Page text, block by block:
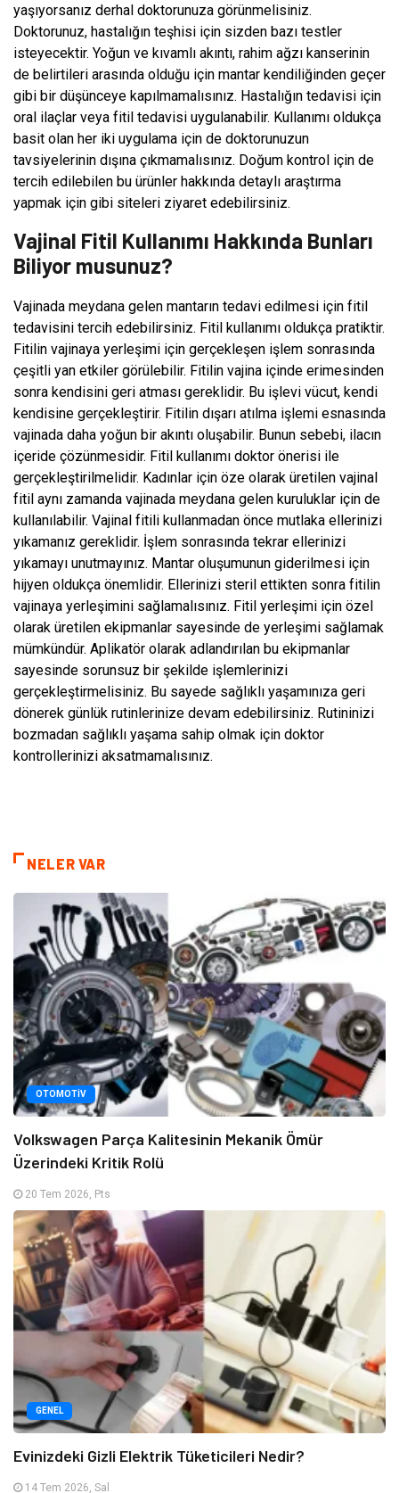
yaşıyorsanız derhal doktorunuza görünmelisiniz.
Doktorunuz, hastalığın teşhisi için sizden bazı testler
isteyecektir. Yoğun ve kıvamlı akıntı, rahim ağzı kanserinin
de belirtileri arasında olduğu için mantar kendiliğinden geçer
gibi bir düşünceye kapılmamalısınız. Hastalığın tedavisi için
oral ilaçlar veya fitil tedavisi uygulanabilir. Kullanımı oldukça
basit olan her iki uygulama için de doktorunuzun
tavsiyelerinin dışına çıkmamalısınız. Doğum kontrol için de
tercih edilebilen bu ürünler hakkında detaylı araştırma
yapmak için gibi siteleri ziyaret edebilirsiniz.
Vajinal Fitil Kullanımı Hakkında Bunları
Biliyor musunuz?
Vajinada meydana gelen mantarın tedavi edilmesi için fitil
tedavisini tercih edebilirsiniz. Fitil kullanımı oldukça pratiktir.
Fitilin vajinaya yerleşimi için gerçekleşen işlem sonrasında
çeşitli yan etkiler görülebilir. Fitilin vajina içinde erimesinden
sonra kendisini geri atması gereklidir. Bu işlevi vücut, kendi
kendisine gerçekleştirir. Fitilin dışarı atılma işlemi esnasında
vajinada daha yoğun bir akıntı oluşabilir. Bunun sebebi, ilacın
içeride çözünmesidir. Fitil kullanımı doktor önerisi ile
gerçekleştirilmelidir. Kadınlar için öze olarak üretilen vajinal
fitil aynı zamanda vajinada meydana gelen kuruluklar için de
kullanılabilir. Vajinal fitili kullanmadan önce mutlaka ellerinizi
yıkamanız gereklidir. İşlem sonrasında tekrar ellerinizi
yıkamayı unutmayınız. Mantar oluşumunun giderilmesi için
hijyen oldukça önemlidir. Ellerinizi steril ettikten sonra fitilin
vajinaya yerleşimini sağlamalısınız. Fitil yerleşimi için özel
olarak üretilen ekipmanlar sayesinde de yerleşimi sağlamak
mümkündür. Aplikatör olarak adlandırılan bu ekipmanlar
sayesinde sorunsuz bir şekilde işlemlerinizi
gerçekleştirmelisiniz. Bu sayede sağlıklı yaşamınıza geri
dönerek günlük rutinlerinize devam edebilirsiniz. Rutininizi
bozmadan sağlıklı yaşama sahip olmak için doktor
kontrollerinizi aksatmamalısınız.
NELER VAR
OTOMOTIV
Volkswagen Parça Kalitesinin Mekanik Ömür
Üzerindeki Kritik Rolü
20 Tem 2026, Pts
GENEL
Evinizdeki Gizli Elektrik Tüketicileri Nedir?
14 Tem 2026, Sal